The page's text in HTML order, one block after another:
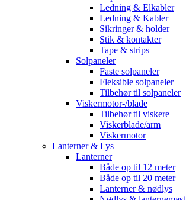
Ledning & Elkabler
Ledning & Kabler
Sikringer & holder
Stik & kontakter
Tape & strips
Solpaneler
Faste solpaneler
Fleksible solpaneler
Tilbehør til solpaneler
Viskermotor-/blade
Tilbehør til viskere
Viskerblade/arm
Viskermotor
Lanterner & Lys
Lanterner
Både op til 12 meter
Både op til 20 meter
Lanterner & nødlys